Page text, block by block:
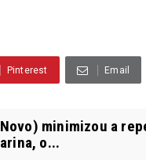
Pinterest Email
minimizou a
o...